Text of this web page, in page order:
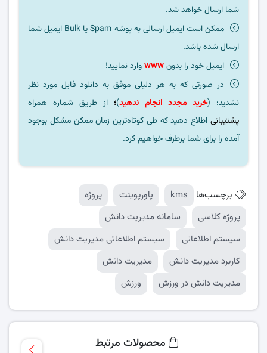
شما ارسال خواهد شد.
ممکن است ایمیل ارسالی به پوشه Spam یا Bulk ایمیل شما
ارسال شده باشد.
ایمیل خود را بدونwwwوارد نمایید!
در صورتی که به هر دلیلی موفق به دانلود فایل مورد نظر
نشدید؛ (خرید مجدد انجام ندهید)؛ از طریق شماره همراه
پشتیبانی اطلاع دهید که طی کوتاه‌ترین زمان ممکن مشکل بوجود
آمده را برای شما برطرف خواهیم کرد.
برچسب‌ها kms پاورپوینت
پروژه
پروژه کلاسی
سامانه مدیریت دانش
سیستم اطلاعاتی
سیستم اطلاعاتی مدیریت دانش
کاربرد مدیریت دانش
مدیریت دانش
مدیریت دانش در ورزش
ورزش
محصولات مرتبط